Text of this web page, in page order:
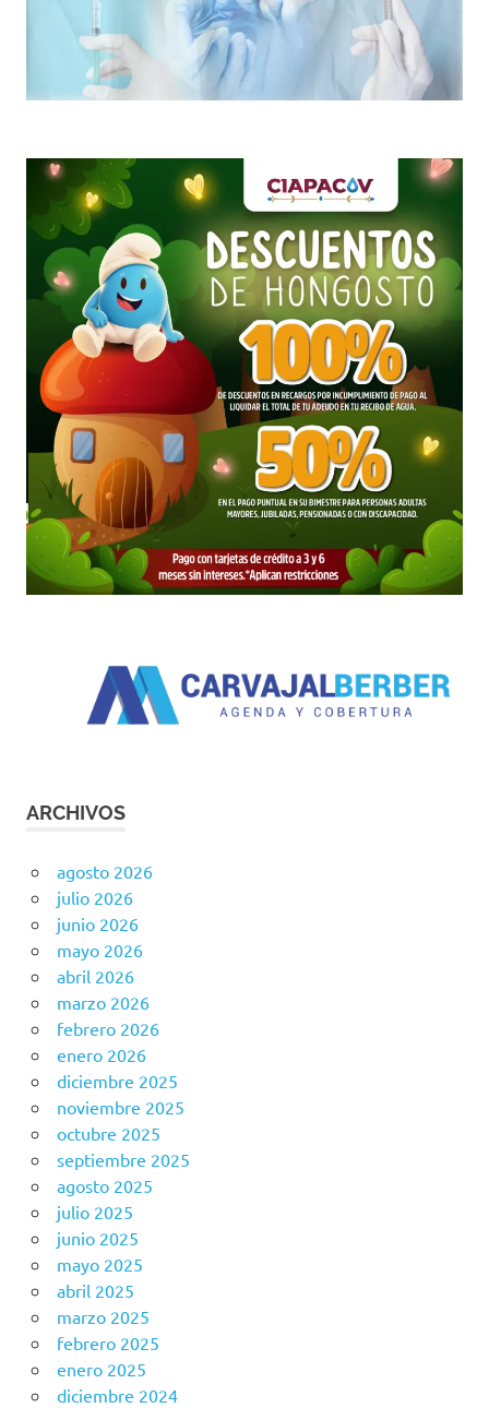
ARCHIVOS
agosto 2026
julio 2026
junio 2026
mayo 2026
abril 2026
marzo 2026
febrero 2026
enero 2026
diciembre 2025
noviembre 2025
octubre 2025
septiembre 2025
agosto 2025
julio 2025
junio 2025
mayo 2025
abril 2025
marzo 2025
febrero 2025
enero 2025
diciembre 2024